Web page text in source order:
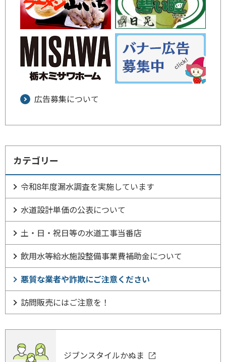
広告募集について
カテゴリー
令和8年度漏水調査を実施しています
水道設計単価の公表について
土・日・祝日等の水道工事当番店
飲用水等給水施設整備事業費補助金について
悪質な業者や詐欺にご注意ください
訪問販売にはご注意を！
ジブンスタイルかぬま